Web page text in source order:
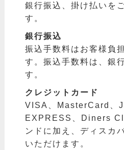
銀行振込、掛け払いを
す。
銀行振込
振込手数料はお客様負
す。振込手数料は、銀
す。
クレジットカード
VISA、MasterCard、
EXPRESS、Diners
ンドに加え、ディスカ
いただけます。